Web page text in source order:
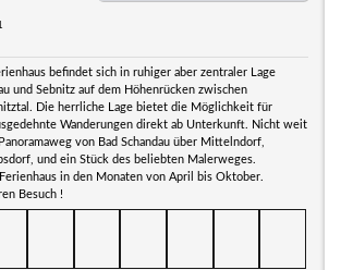
befindet sich in ruhiger aber zentraler Lage
und Sebnitz auf dem Höhenrücken zwischen
Die herrliche Lage bietet die Möglichkeit für
Wanderungen direkt ab Unterkunft. Nicht weit
von Bad Schandau über Mittelndorf,
und ein Stück des beliebten Malerweges.
in den Monaten von April bis Oktober.
Besuch !